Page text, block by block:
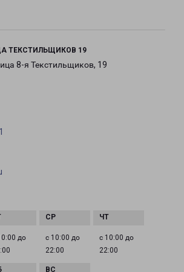
ТЕКСТИЛЬЩИКОВ 19
8-я Текстильщиков, 19
до
с 10:00 до
22:00
с 10:00 до
22:00